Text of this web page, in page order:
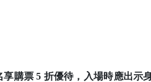
購票 5 折優待，入場時應出示